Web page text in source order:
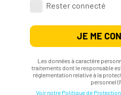
Rester connecté
JE ME
Les données à caractère
traitements dont le responsable
réglementation relative à la
personnel
Voir notre Politique de